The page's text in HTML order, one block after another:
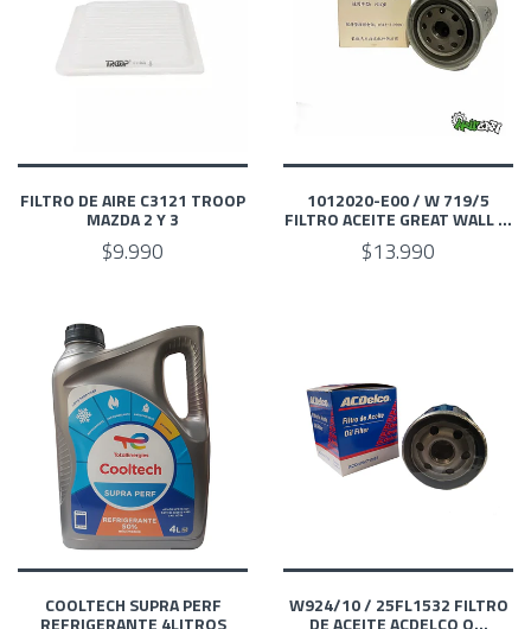
FILTRO DE AIRE C3121 TROOP
MAZDA 2 Y 3
$9.990
1012020-E00 / W 719/5
FILTRO ACEITE GREAT WALL ...
$13.990
COOLTECH SUPRA PERF
REFRIGERANTE 4LITROS
W924/10 / 25FL1532 FILTRO
DE ACEITE ACDELCO O...